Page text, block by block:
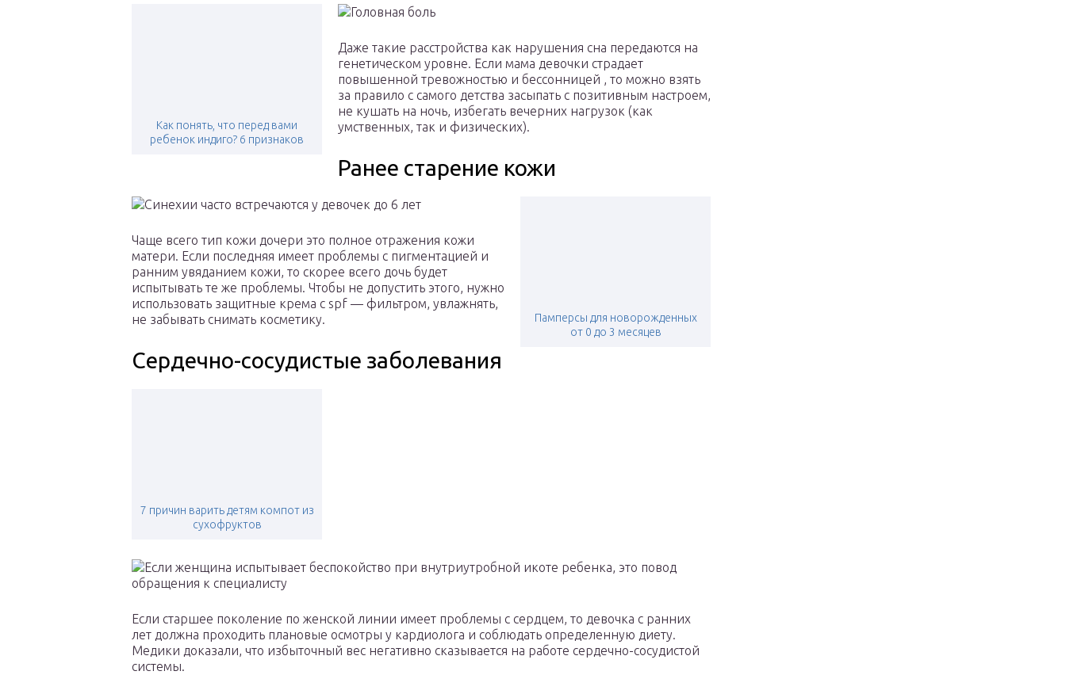
Как понять, что перед вами
ребенок индиго? 6 признаков
Даже такие расстройства как нарушения сна передаются на
генетическом уровне. Если мама девочки страдает
повышенной тревожностью и бессонницей , то можно взять
за правило с самого детства засыпать с позитивным настроем,
не кушать на ночь, избегать вечерних нагрузок (как
умственных, так и физических).
Ранее старение кожи
Памперсы для новорожденных
от 0 до 3 месяцев
Чаще всего тип кожи дочери это полное отражения кожи
матери. Если последняя имеет проблемы с пигментацией и
ранним увяданием кожи, то скорее всего дочь будет
испытывать те же проблемы. Чтобы не допустить этого, нужно
использовать защитные крема с spf — фильтром, увлажнять,
не забывать снимать косметику.
Сердечно-сосудистые заболевания
7 причин варить детям компот из
сухофруктов
Если старшее поколение по женской линии имеет проблемы с сердцем, то девочка с ранних
лет должна проходить плановые осмотры у кардиолога и соблюдать определенную диету.
Медики доказали, что избыточный вес негативно сказывается на работе сердечно-сосудистой
системы.